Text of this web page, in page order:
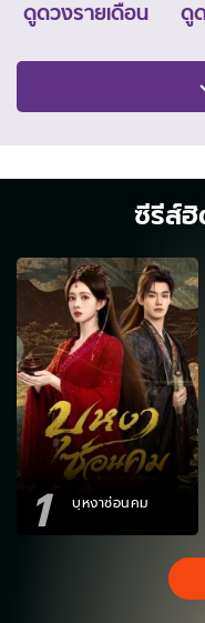
ดูดวงรายเดือน
ดู
ซีรีส์
1 บุหงาซ่อนคม